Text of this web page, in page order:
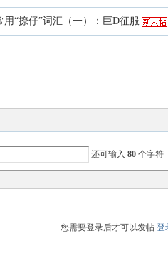
用“撩仔”词汇（一）：巨D征服
还可输入 80个字符
您需要登录后才可以发帖登